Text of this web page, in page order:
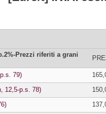
Prezzi riferiti a grani
79)
12,5-p.s. 78)